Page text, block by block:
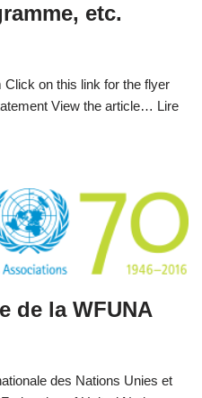
etc.
on this link for the flyer
View the article… Lire
de la WFUNA
des Nations Unies et